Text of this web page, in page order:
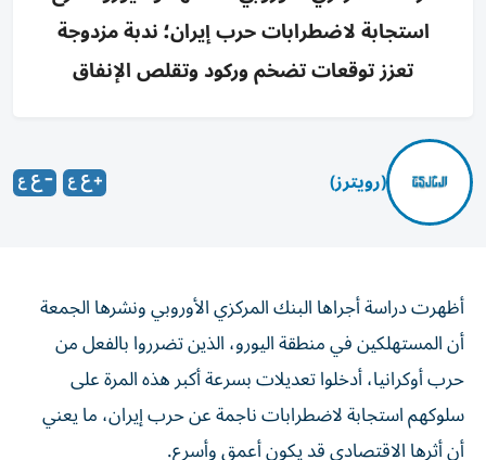
استجابة لاضطرابات حرب إيران؛ ندبة مزدوجة
تعزز توقعات تضخم وركود وتقلص الإنفاق
(رويترز)
أظهرت دراسة أجراها البنك المركزي الأوروبي ونشرها الجمعة
أن المستهلكين في منطقة اليورو، الذين تضرروا بالفعل من
حرب أوكرانيا، ‌أدخلوا تعديلات بسرعة أكبر هذه المرة على
سلوكهم استجابة لاضطرابات ناجمة عن ​حرب إيران، ⁠ما يعني
أن أثرها الاقتصادي قد يكون ‌أعمق وأسرع.